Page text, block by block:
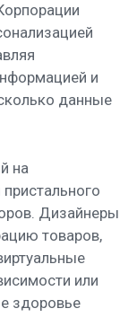
и
данные
на
Дизайнеры
товаров,
или
здоровье